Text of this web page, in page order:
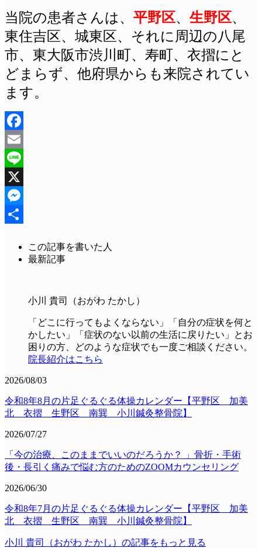
当院の患者さんは、 平野区、 生野区、
東住吉区、城東区、それに周辺の八尾
市、東大阪市渋川町、 寿町、衣摺にと
どまらず、他府県からも来院されてい
ます。
Facebook
Email
Line
X
Messenger
この記事を書いた人
最新記事
小川 貴司（おがわ たかし）
「どこに行ってもよくならない」「自分の症状を何と
かしたい」「症状のない以前の生活に戻りたい」とお
困りの方、どのような症状でも一度ご相談ください。
院長紹介はこちら
2026/08/03
令和8年8月の片足ぐるぐる体操カレンダー【平野区 加美
北 衣摺 生野区 南巽 小川鍼灸整骨院】
2026/07/27
「今の治療、このままでいいのだろうか？ 」骨折・手術
後・長引く痛みで悩む方のためのZOOMカウンセリング
2026/06/30
令和8年7月の片足ぐるぐる体操カレンダー【平野区 加美
北 衣摺 生野区 南巽 小川鍼灸整骨院】
小川 貴司（おがわ たかし）の記事をもっと見る